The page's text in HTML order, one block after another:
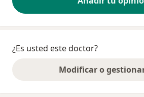
¿Es usted este doctor?
Modificar o